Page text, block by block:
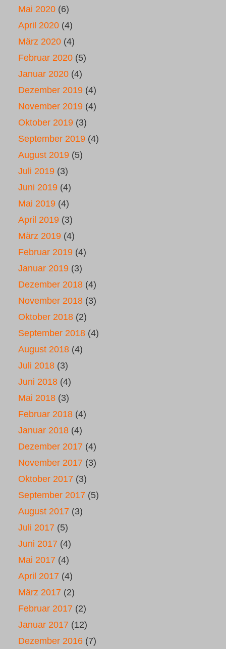
Mai 2020 (6)
April 2020 (4)
März 2020 (4)
Februar 2020 (5)
Januar 2020 (4)
Dezember 2019 (4)
November 2019 (4)
Oktober 2019 (3)
September 2019 (4)
August 2019 (5)
Juli 2019 (3)
Juni 2019 (4)
Mai 2019 (4)
April 2019 (3)
März 2019 (4)
Februar 2019 (4)
Januar 2019 (3)
Dezember 2018 (4)
November 2018 (3)
Oktober 2018 (2)
September 2018 (4)
August 2018 (4)
Juli 2018 (3)
Juni 2018 (4)
Mai 2018 (3)
Februar 2018 (4)
Januar 2018 (4)
Dezember 2017 (4)
November 2017 (3)
Oktober 2017 (3)
September 2017 (5)
August 2017 (3)
Juli 2017 (5)
Juni 2017 (4)
Mai 2017 (4)
April 2017 (4)
März 2017 (2)
Februar 2017 (2)
Januar 2017 (12)
Dezember 2016 (7)